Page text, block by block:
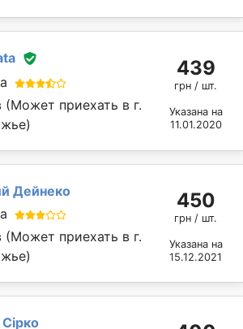
(Может приехать в г.
439
грн / шт.
Указана на
11.01.2020
Дейнеко
(Может приехать в г.
450
грн / шт.
Указана на
15.12.2021